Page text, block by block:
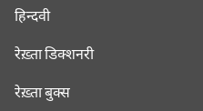
हिन्दवी
रेख़्ता डिक्शनरी
रेख़्ता बुक्स